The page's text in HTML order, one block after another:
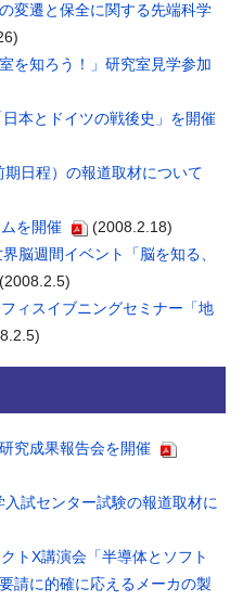
変遷と保全に関する先端科学
を知ろう！」研究室見学参加
本とドイツの戦後史」を開催
日程）の報道取材について
を開催
(2008.2.18)
脳週間イベント「脳を知る、
ィスイブニングセミナー「地
究成果報告会を開催
試センター試験の報道取材に
トX講演会「半導体とソフト
請に的確に応えるメーカの製